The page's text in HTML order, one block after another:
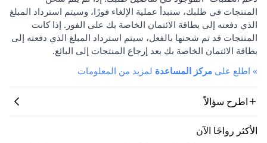
المنتجات في طلبك، ستبدأ عملية الإلغاء فورًا، وسيتم استرداد المبلغ
الذي دفعته إلى بطاقة الائتمان الخاصة بك على الفور. إذا كانت
المنتجات قد تم شحنها بالفعل، سيتم استرداد المبلغ الذي دفعته إلى
بطاقة الائتمان الخاصة بك بعد إرجاع المنتجات إلى البائع.
» اطلع على مركز المساعدة لمزيد من المعلومات
اطرح سؤالاً
الأكثر رواجًا الآن